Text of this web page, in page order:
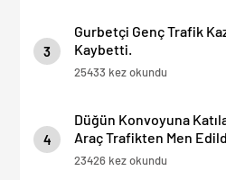
3
Gurbetçi Genç Trafik
Kaybetti.
25433 kez okundu
4
Düğün Konvoyuna
Araç Trafikten Men
23426 kez okundu